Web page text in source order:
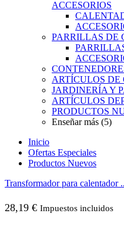
ACCESORIOS
PARRILLAS DE
ARTÍCULOS DE
JARDINERÍA Y
ARTÍCULOS
PRODUCTOS
Enseñar más (5)
Inicio
Ofertas Especiales
Productos Nuevos
Transformador para calentador
28,19 € Impuestos incluidos